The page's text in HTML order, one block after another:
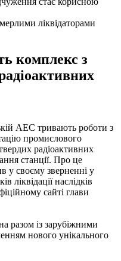
ліквідаторами
комплекс з
АЕС тривають роботи з
промислового
радіоактивних
станції. Про це
у своєму зверненні у
ліквідації наслідків
сайті глави
разом із зарубіжними
нового унікального